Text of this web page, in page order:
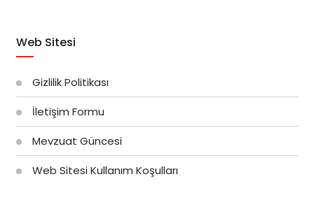
Web Sitesi
Gizlilik Politikası
İletişim Formu
Mevzuat Güncesi
Web Sitesi Kullanım Koşulları